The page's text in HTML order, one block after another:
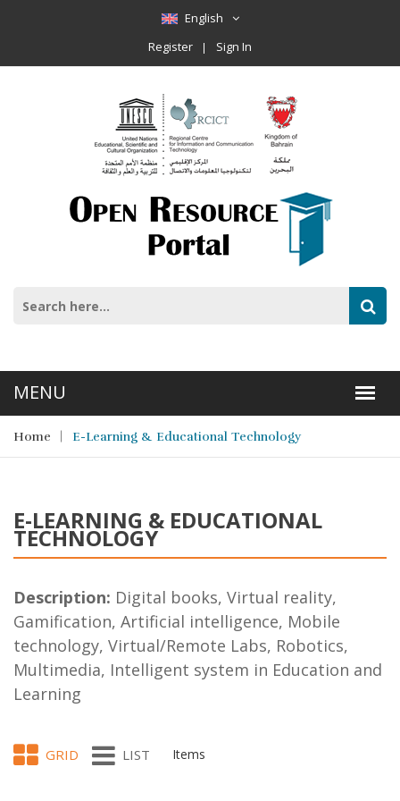
English
Register
Sign In
Home E-Learning & Educational Technology
E-LEARNING & EDUCATIONAL
TECHNOLOGY
Description: Digital books, Virtual reality,
Gamification, Artificial intelligence, Mobile
technology, Virtual/Remote Labs, Robotics,
Multimedia, Intelligent system in Education and
Learning
GRID LIST Items